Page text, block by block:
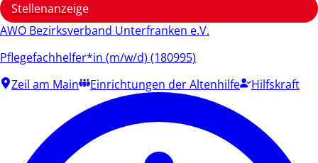
Stellenanzeige
AWO Bezirksverband Unterfranken e.V.
Pflegefachhelfer*in (m/w/d) (180995)
Zeil am Main
Einrichtungen der Altenhilfe Hilfskraft